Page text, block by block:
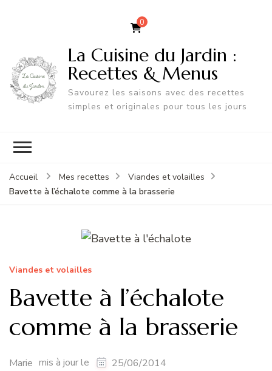
0
La Cuisine du Jardin :
Recettes & Menus
Savourez les saisons avec des recettes
simples et originales pour tous les jours
Accueil Mes recettes
Viandes et volailles
Bavette à l’échalote comme à la brasserie
Viandes et volailles
Bavette à l’échalote
comme à la brasserie
Marie mis à jour le 25/06/2014